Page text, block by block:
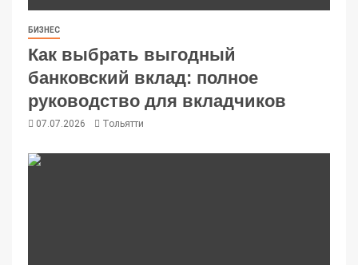
БИЗНЕС
Как выбрать выгодный
банковский вклад: полное
руководство для вкладчиков
07.07.2026 Тольятти